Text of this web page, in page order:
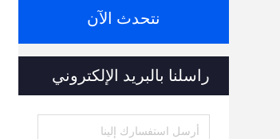
نتحدث الآن
راسلنا بالبريد الإلكتروني